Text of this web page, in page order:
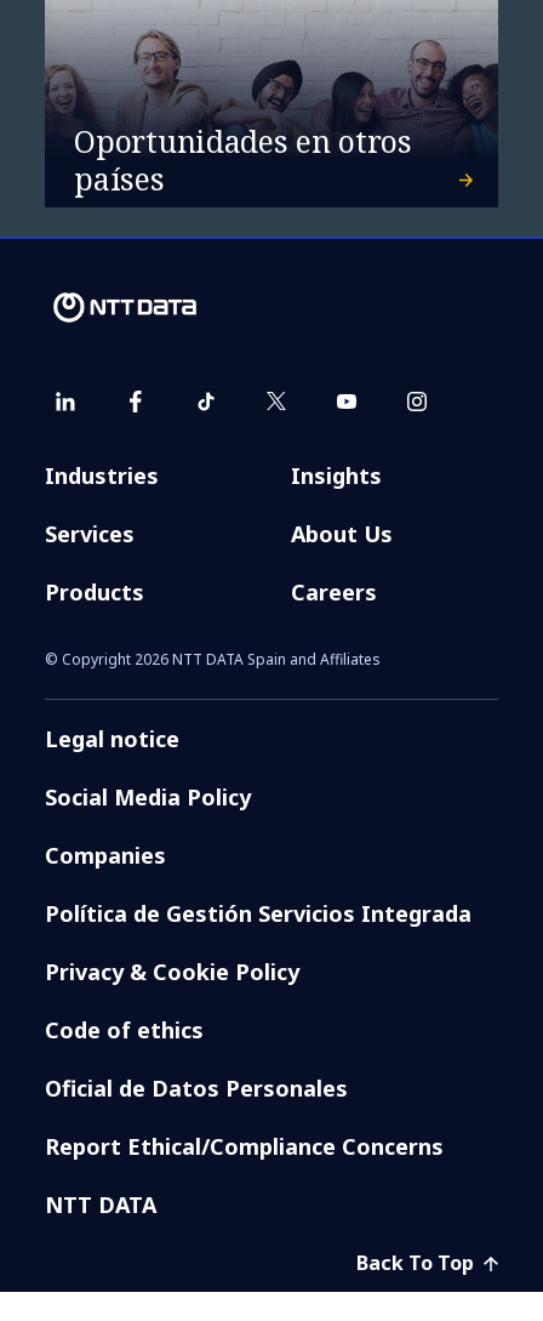
Oportunidades en otros
países
Industries
Services
Products
Insights
About Us
Careers
© Copyright 2026 NTT DATA Spain and Affiliates
Legal notice
Social Media Policy
Companies
Política de Gestión Servicios Integrada
Privacy & Cookie Policy
Code of ethics
Oficial de Datos Personales
Report Ethical/Compliance Concerns
NTT DATA
Back To Top